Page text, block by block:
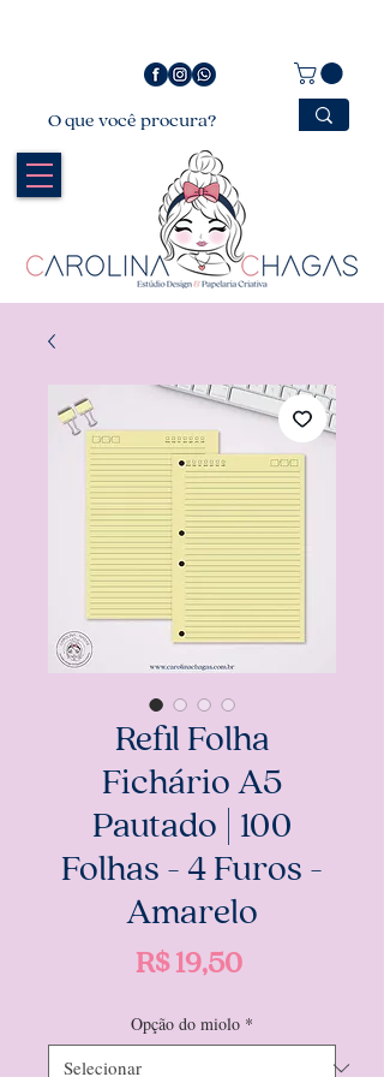
Refil Folha
Fichário A5
Pautado | 100
Folhas - 4 Furos -
Amarelo
R$ 19,50Preço
Opção do miolo *